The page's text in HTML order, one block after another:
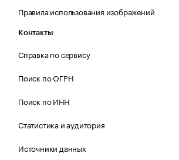
Правила использования изображений
Контакты
Справка по сервису
Поиск по ОГРН
Поиск по ИНН
Статистика и аудитория
Источники данных